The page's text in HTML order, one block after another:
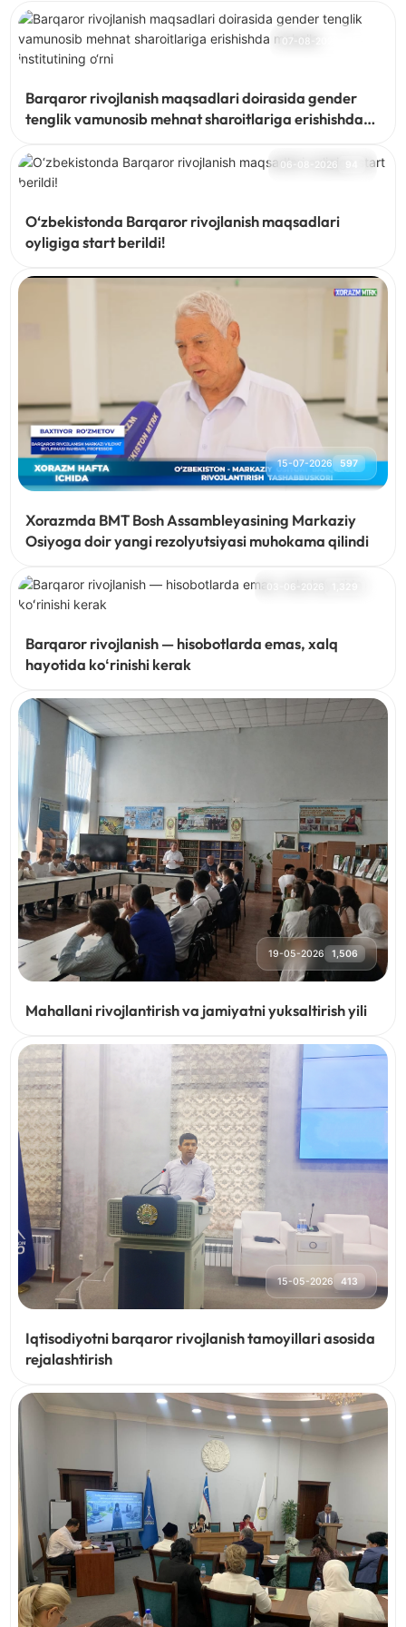
07-08-2026
Barqaror rivojlanish maqsadlari doirasida gender
tenglik vamunosib mehnat sharoitlariga erishishda
06-08-2026
O‘zbekistonda Barqaror rivojlanish maqsadlari
oyligiga start berildi!
15-07-2026 597
Xorazmda BMT Bosh Assambleyasining Markaziy
Osiyoga doir yangi rezolyutsiyasi muhokama qilindi
03-06-2026
Barqaror rivojlanish — hisobotlarda emas, xalq
hayotida koʻrinishi kerak
19-05-2026 1,506
Mahallani rivojlantirish va jamiyatni yuksaltirish yili
15-05-2026 413
Iqtisodiyotni barqaror rivojlanish tamoyillari asosida
rejalashtirish